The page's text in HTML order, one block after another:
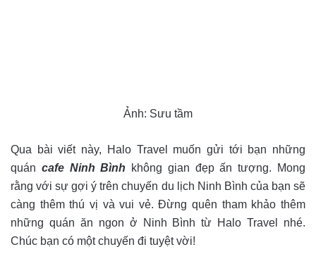
Ảnh: Sưu tầm
Qua bài viết này, Halo Travel muốn gửi tới bạn những
quán cafe Ninh Bình không gian đẹp ấn tượng. Mong
rằng với sự gợi ý trên chuyến du lịch Ninh Bình của bạn sẽ
càng thêm thú vị và vui vẻ. Đừng quên tham khảo thêm
những quán ăn ngon ở Ninh Bình từ Halo Travel nhé.
Chúc bạn có một chuyến đi tuyệt vời!